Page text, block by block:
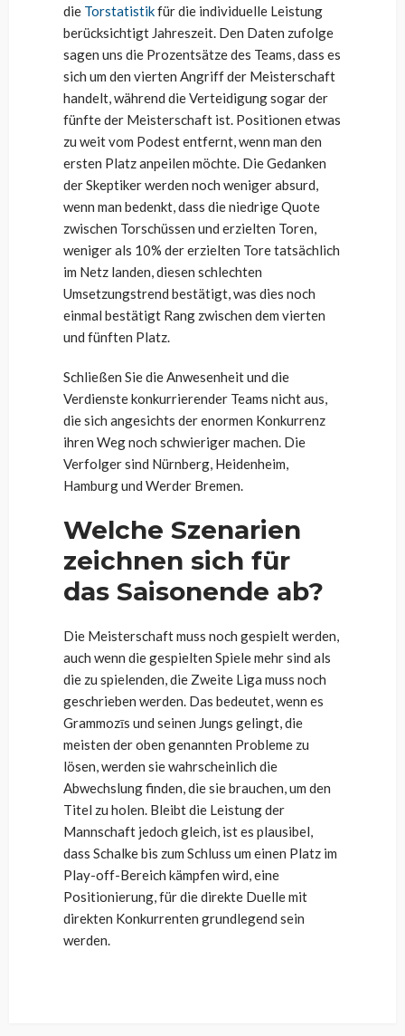
die Torstatistikfür die individuelle Leistung
berücksichtigt Jahreszeit. Den Daten zufolge
sagen uns die Prozentsätze des Teams, dass es
sich um den vierten Angriff der Meisterschaft
handelt, während die Verteidigung sogar der
fünfte der Meisterschaft ist. Positionen etwas
zu weit vom Podest entfernt, wenn man den
ersten Platz anpeilen möchte. Die Gedanken
der Skeptiker werden noch weniger absurd,
wenn man bedenkt, dass die niedrige Quote
zwischen Torschüssen und erzielten Toren,
weniger als 10% der erzielten Tore tatsächlich
im Netz landen, diesen schlechten
Umsetzungstrend bestätigt, was dies noch
einmal bestätigt Rang zwischen dem vierten
und fünften Platz.
Schließen Sie die Anwesenheit und die
Verdienste konkurrierender Teams nicht aus,
die sich angesichts der enormen Konkurrenz
ihren Weg noch schwieriger machen. Die
Verfolger sind Nürnberg, Heidenheim,
Hamburg und Werder Bremen.
Welche Szenarien
zeichnen sich für
das Saisonende ab?
Die Meisterschaft muss noch gespielt werden,
auch wenn die gespielten Spiele mehr sind als
die zu spielenden, die Zweite Liga muss noch
geschrieben werden. Das bedeutet, wenn es
Grammozīs und seinen Jungs gelingt, die
meisten der oben genannten Probleme zu
lösen, werden sie wahrscheinlich die
Abwechslung finden, die sie brauchen, um den
Titel zu holen. Bleibt die Leistung der
Mannschaft jedoch gleich, ist es plausibel,
dass Schalke bis zum Schluss um einen Platz im
Play-off-Bereich kämpfen wird, eine
Positionierung, für die direkte Duelle mit
direkten Konkurrenten grundlegend sein
werden.